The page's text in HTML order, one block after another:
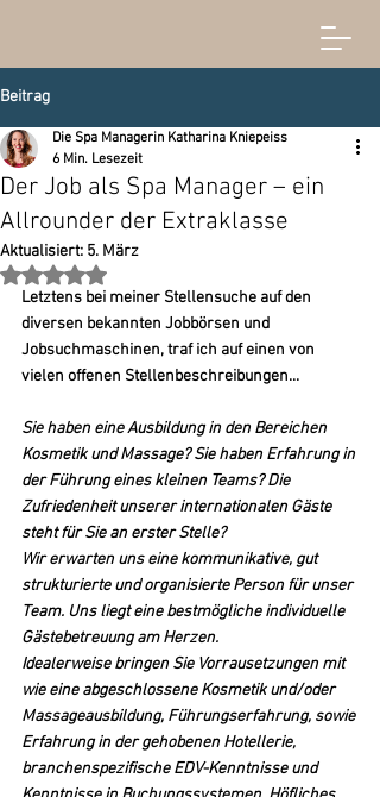
Beitrag
Der Job als Spa Manager – ein
Allrounder der Extraklasse
Die Spa Managerin Katharina Kniepeiss
6 Min. Lesezeit
Aktualisiert: 5. März
Mit NaN von 5 Sternen bewertet.
Letztens bei meiner Stellensuche auf den
diversen bekannten Jobbörsen und
Jobsuchmaschinen, traf ich auf einen von
vielen offenen Stellenbeschreibungen...
Sie haben eine Ausbildung in den Bereichen
Kosmetik und Massage? Sie haben Erfahrung in
der Führung eines kleinen Teams? Die
Zufriedenheit unserer internationalen Gäste
steht für Sie an erster Stelle?
Wir erwarten uns eine kommunikative, gut
strukturierte und organisierte Person für unser
Team. Uns liegt eine bestmögliche individuelle
Gästebetreuung am Herzen.
Idealerweise bringen Sie Vorrausetzungen mit
wie eine abgeschlossene Kosmetik und/oder
Massageausbildung, Führungserfahrung, sowie
Erfahrung in der gehobenen Hotellerie,
branchenspezifische EDV-Kenntnisse und